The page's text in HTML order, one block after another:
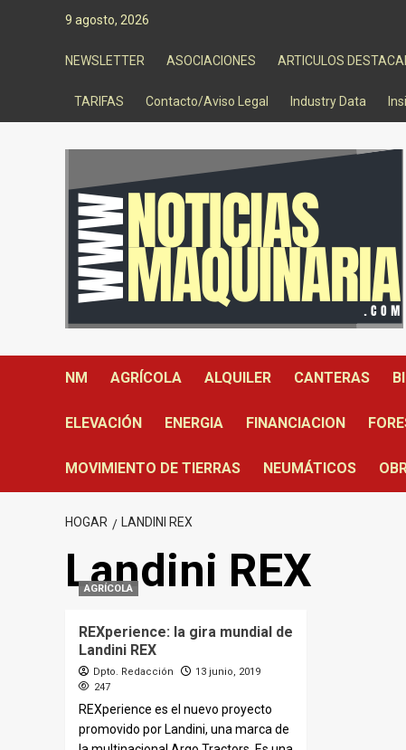
9 agosto, 2026
NEWSLETTER ASOCIACIONES ARTICULOS
TARIFAS Contacto/Aviso Legal Industry Data
NM AGRÍCOLA ALQUILER CANTERAS
ELEVACIÓN ENERGIA FINANCIACION
MOVIMIENTO DE TIERRAS NEUMÁTICOS
HOGAR LANDINI REX
Landini REX
AGRÍCOLA
REXperience: la gira mundial de
Landini REX
Dpto. Redacción
13 junio, 2019
247
REXperience es el nuevo proyecto
promovido por Landini, una marca de